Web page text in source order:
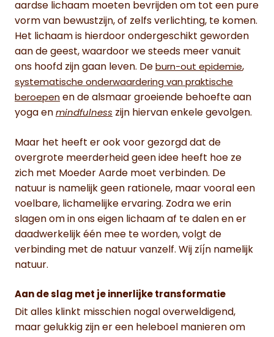
aardse lichaam moeten bevrijden om tot een pure
vorm van bewustzijn, of zelfs verlichting, te komen.
Het lichaam is hierdoor ondergeschikt geworden
aan de geest, waardoor we steeds meer vanuit
ons hoofd zijn gaan leven. De burn-out epidemie,
systematische onderwaardering van praktische
beroepen en de alsmaar groeiende behoefte aan
yoga en mindfulness zijn hiervan enkele gevolgen.
Maar het heeft er ook voor gezorgd dat de
overgrote meerderheid geen idee heeft hoe ze
zich met Moeder Aarde moet verbinden. De
natuur is namelijk geen rationele, maar vooral een
voelbare, lichamelijke ervaring. Zodra we erin
slagen om in ons eigen lichaam af te dalen en er
daadwerkelijk één mee te worden, volgt de
verbinding met de natuur vanzelf. Wij zíj́n namelijk
natuur.
Aan de slag met je innerlijke transformatie
Dit alles klinkt misschien nogal overweldigend,
maar gelukkig zijn er een heleboel manieren om